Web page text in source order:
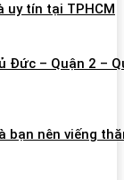
uy tín tại TPHCM
Đức – Quận 2 –
bạn nên viếng